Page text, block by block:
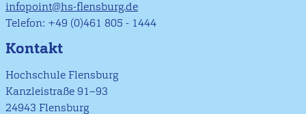
infopoint@hs-flensburg.de
Telefon: +49 (0)461 805 - 1444
Kontakt
Hochschule Flensburg
Kanzleistraße 91–93
24943 Flensburg